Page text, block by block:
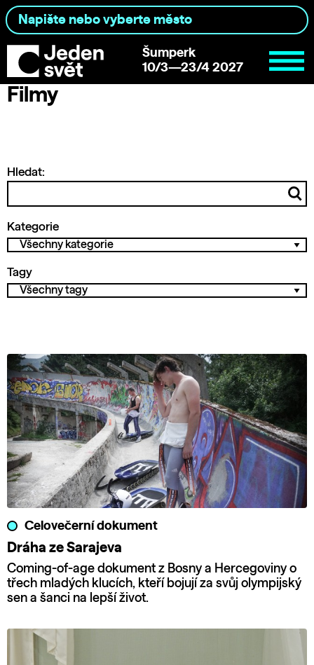
Šumperk
10/3—23/4 2027
Filmy
Hledat:
Kategorie
Tagy
Celovečerní dokument
Dráha ze Sarajeva
Coming-of-age dokument z Bosny a Hercegoviny o
třech mladých klucích, kteří bojují za svůj olympijský
sen a šanci na lepší život.